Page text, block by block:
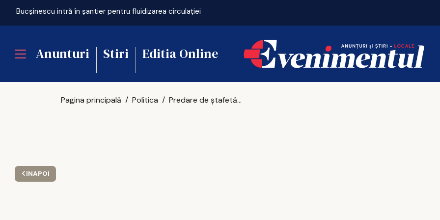
Bucșinescu intră în șantier pentru fluidizarea circulației Iașul bogaților: taxa pe lux se triplează pentru
Anunturi Stiri Editia Online
INAPOI
Pagina principală Politica Predare de ștafetă la vârful NATO. Mark Rutte preia conducerea într-un moment provocator pentru securitatea lumii: 'O mare onoare'